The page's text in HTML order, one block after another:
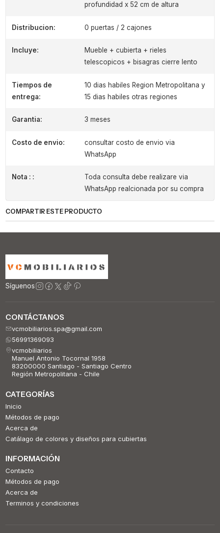
profundidad x 52 cm de altura
Distribucion: 0 puertas / 2 cajones
Incluye:
Mueble + cubierta + rieles
telescopicos + bisagras cierre lento
Tiempos de
entrega:
10 dias habiles Region Metropolitana y
15 dias habiles otras regiones
Garantia: 3 meses
Costo de envio:
consultar costo de envio via
WhatsApp
Nota : :
Toda consulta debe realizare via
WhatsApp realcionada por su compra
COMPARTIR ESTE PRODUCTO
Síguenos
CONTÁCTANOS
vcmobiliarios.spa@gmail.com
56991369093
vcmobiliarios
Manuel Antonio Tocornal 1958
83200000 Santiago - Santiago Centro
Región Metropolitana - Chile
CATEGORÍAS
Inicio
Métodos de pago
Acerca de
Catálago de colores y diseños para cubiertas
INFORMACIÓN
Contacto
Métodos de pago
Acerca de
Terminos y condiciones